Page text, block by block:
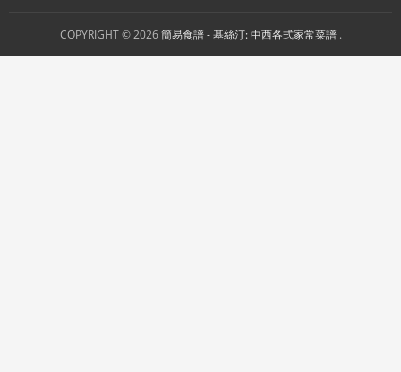
COPYRIGHT © 2026簡易食譜 - 基絲汀: 中西各式家常菜譜 .